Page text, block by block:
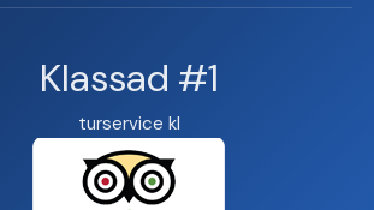
Klassad #1
turservice kl